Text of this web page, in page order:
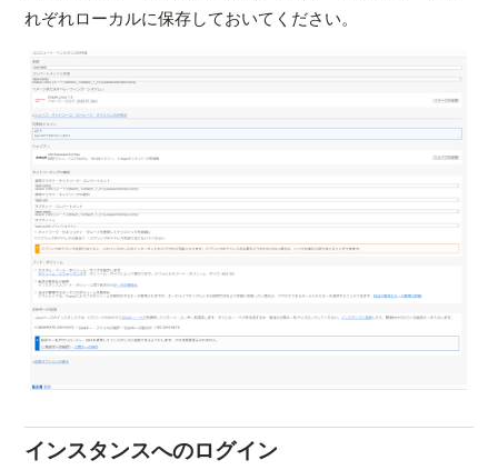
れぞれローカルに保存しておいてください。
インスタンスへのログイン